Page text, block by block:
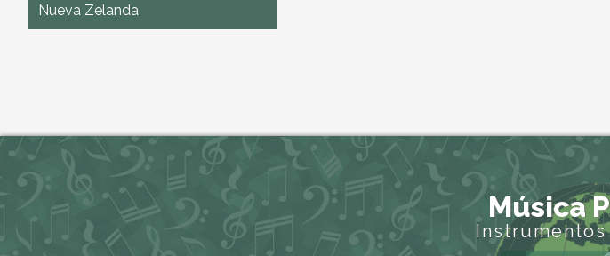
Nueva Zelanda
Música